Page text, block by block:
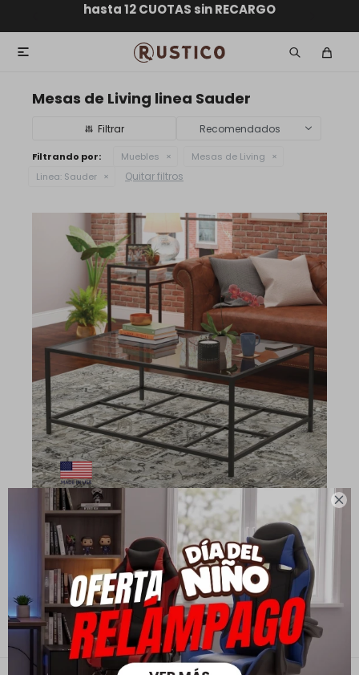

ENVÍOS A TODO EL PAÍS
GARANTÍA DE DEVOLUCIÓN
hasta 12 CUOTAS sin RECARGO
ENVÍO GRATIS dentro de MONTEVIDEO en compras

Mesas de Living linea Sauder
Recomendados
Filtrando por: Muebles
Mesas de Living
Linea: Sauder Quitar filtros
Mesa de Living - Sauder - Línea Carolina Grove
11.690 $ 16.990
$8.183
$9.352